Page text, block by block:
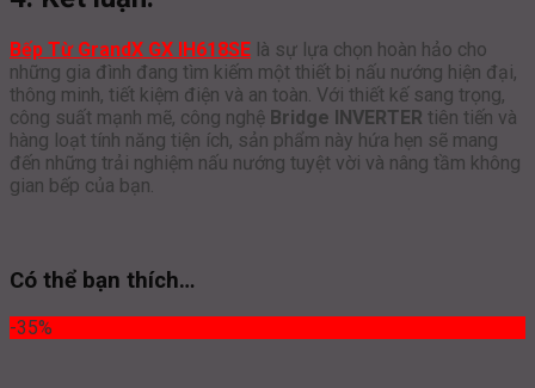
Bếp Từ GrandX GX IH618SE là sự lựa chọn hoàn hảo cho
những gia đình đang tìm kiếm một thiết bị nấu nướng hiện đại,
thông minh, tiết kiệm điện và an toàn. Với thiết kế sang trọng,
công suất mạnh mẽ, công nghệ Bridge INVERTER tiên tiến và
hàng loạt tính năng tiện ích, sản phẩm này hứa hẹn sẽ mang
đến những trải nghiệm nấu nướng tuyệt vời và nâng tầm không
gian bếp của bạn.
Có thể bạn thích…
-35%